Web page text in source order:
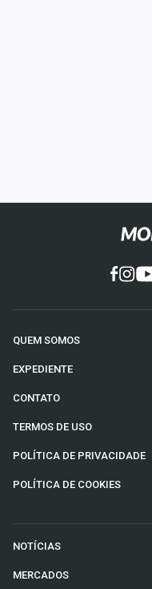
QUEM SOMOS
EXPEDIENTE
CONTATO
TERMOS DE USO
POLÍTICA DE PRIVACIDADE
POLÍTICA DE COOKIES
NOTÍCIAS
MERCADOS